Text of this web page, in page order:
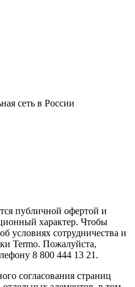
сеть в России
публичной офертой и
характер. Чтобы
условиях сотрудничества и
Termo. Пожалуйста,
8 800 444 13 21.
согласования страниц